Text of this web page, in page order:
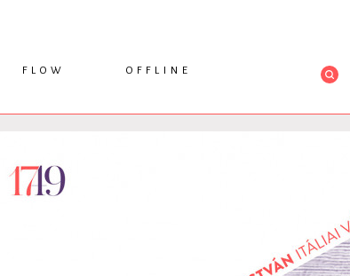
FLOW
INTERJÚ
OFFLINE
RENDEZVÉNYEK